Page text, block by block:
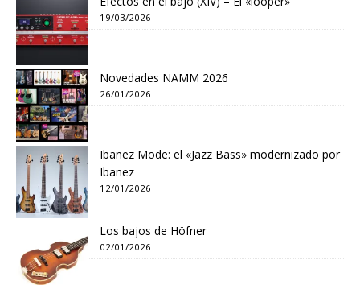
19/03/2026
Novedades NAMM 2026
26/01/2026
Ibanez Mode: el «Jazz Bass» modernizado por
Ibanez
12/01/2026
Los bajos de Höfner
02/01/2026